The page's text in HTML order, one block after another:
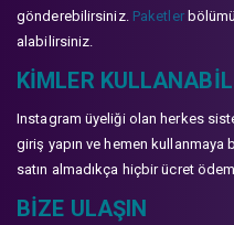
gönderebilirsiniz. Paketler
alabilirsiniz.
KIMLER
Instagram üyeliği olan herkes
giriş yapın ve hemen kullanmaya
satın almadıkça hiçbir ücret
BIZE ULAŞIN